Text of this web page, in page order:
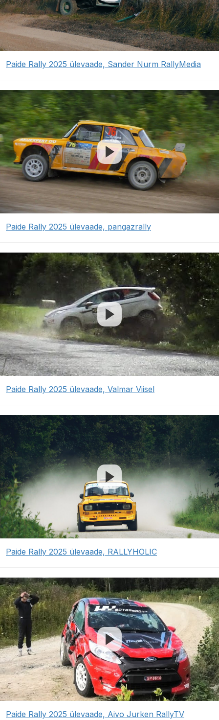
Paide Rally 2025 ülevaade, Sander Nurm RallyMedia
Paide Rally 2025 ülevaade, pangazrally
Paide Rally 2025 ülevaade, Valmar Viisel
Paide Rally 2025 ülevaade, RALLYHOLIC
Paide Rally 2025 ülevaade, Aivo Jurken RallyTV